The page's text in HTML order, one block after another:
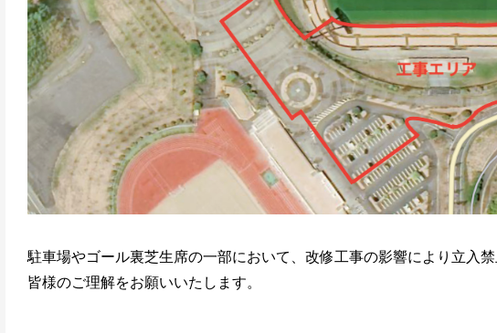
駐車場やゴール裏芝生席の一部において、改修工事の影響により立入禁
皆様のご理解をお願いいたします。